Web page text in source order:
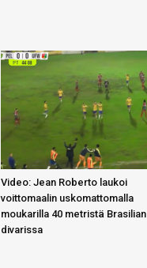
Video: Jean Roberto laukoi
voittomaalin uskomattomalla
moukarilla 40 metristä Brasilian
divarissa